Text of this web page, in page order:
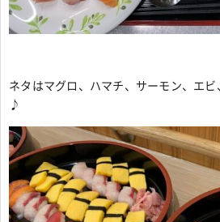
ネタはマグロ、ハマチ、サーモン、エ
♪